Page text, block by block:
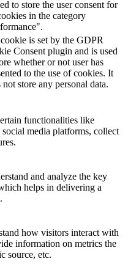
to store the user consent for
in the category
is set by the GDPR
Consent plugin and is used
whether or not user has
to the use of cookies. It
not store any personal data.
functionalities like
media platforms, collect
and analyze the key
helps in delivering a
how visitors interact with
information on metrics the
source, etc.